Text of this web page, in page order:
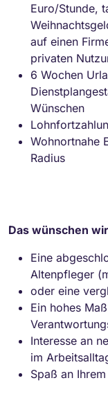
Euro/Stunde,
auf einen
privaten
6 Wochen
Wünschen
Wohnortnahe
Radius
Das wünschen
Eine
Altenpfleger
oder eine
Ein hohes
Interesse an
im
Spaß an